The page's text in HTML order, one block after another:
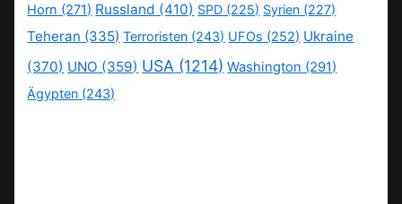
Horn (271) Russland (410) SPD (225) Syrien (227)
Teheran (335) Terroristen (243) UFOs (252) Ukraine
(370) UNO (359) USA (1214) Washington (291)
Ägypten (243)